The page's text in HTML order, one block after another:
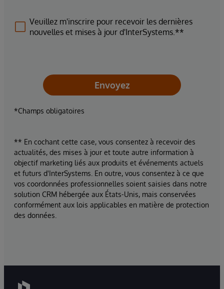
Veuillez m'inscrire pour recevoir les dernières
nouvelles et mises à jour d'InterSystems.**
Envoyez
*Champs obligatoires
** En cochant cette case, vous consentez à recevoir des
actualités, des mises à jour et toute autre information à
objectif marketing liés aux produits et événements actuels
et futurs d'InterSystems. En outre, vous consentez à ce que
vos coordonnées professionnelles soient saisies dans notre
solution CRM hébergée aux États-Unis, mais conservées
conformément aux lois applicables en matière de protection
des données.